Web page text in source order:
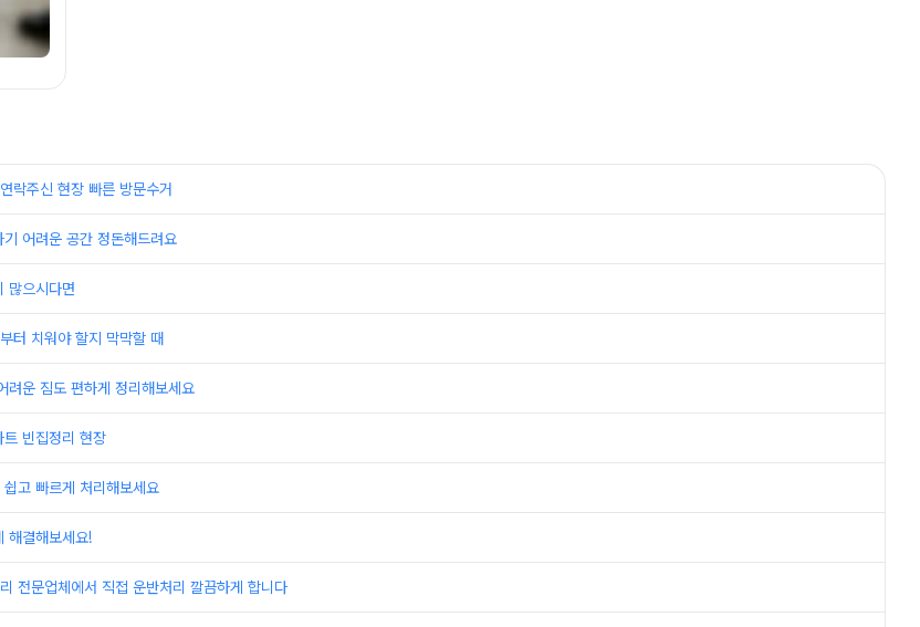
락주신 현장 빠른 방문수거
어려운 공간 정돈해드려요
많으시다면
터 치워야 할지 막막할 때
려운 짐도 편하게 정리해보세요
빈집정리 현장
고 빠르게 처리해보세요
해결해보세요!
전문업체에서 직접 운반처리 깔끔하게 합니다